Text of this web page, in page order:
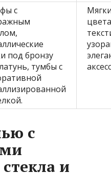
с
под бронзу
тумбы с
с
и